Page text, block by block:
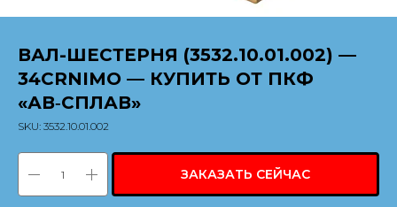
ВАЛ-ШЕСТЕРНЯ (3532.10.01.002) —
34CRNIMO — КУПИТЬ ОТ ПКФ
«АВ‑СПЛАВ»
SKU: 3532.10.01.002
ЗАКАЗАТЬ СЕЙЧАС